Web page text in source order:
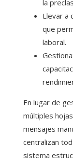
la
Llevar a
que
laboral.
En lugar de
múltiples
mensajes
centralizan
sistema